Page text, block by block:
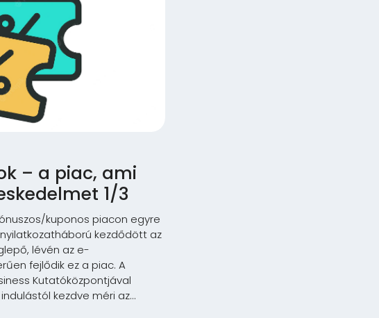
– a piac, ami
1/3
kuponos piacon egyre
kezdődött az
lévén az e-
fejlődik ez a piac. A
Kutatóközpontjával
kezdve méri az...